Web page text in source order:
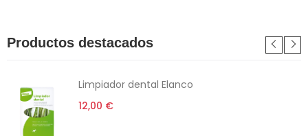
Productos destacados
Limpiador dental Elanco
12,00 €